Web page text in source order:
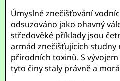
Úmyslné znečišťování
odsuzováno jako ohavný
středověké příklady jsou
armád znečišťujících
přírodních toxinů. S
tyto činy staly právně a